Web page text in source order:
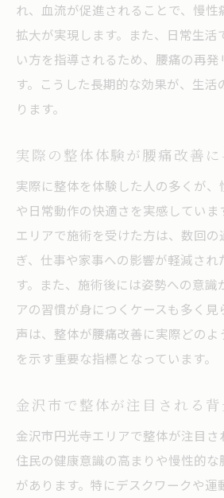
整体と整骨院の資格・施
腰痛改善に迷った時の整
金沢市で整体と整骨院を
信頼できる整体院を見極めるコ
口コミや評判で見る整体
安全な整体施術者を見極
整体院利用者の声から学
整体予約前に確認したい
腰痛再発防止に役立つ整体の
整体施術で腰痛再発を防ぐ
整体のセルフケア指導が再
腰痛対策として整体を継
整体と日常生活の見直し
れ、血流が促進されることで、慢性
拡大が実現します。また、日常生
い方を指導されるため、腰痛の再発
す。こうした長期的な効果が、生活
ります。
実際の整体体験が腰痛改善
実際に整体を体験した人の多くが
や日常動作の快適さを実感していま
エリアで施術を受けた方は、数回の
ぎ、仕事や家事への影響が軽減され
す。また、施術後には姿勢への意識
アの習慣が身につくケースも多く見
声は、整体が腰痛改善に実際どのよ
を示す重要な指標となっています。
金沢市で整体が注目される
金沢市円光寺エリアで整体が注目
住民の健康意識の高まりや慢性的
があります。特にデスクワークや運